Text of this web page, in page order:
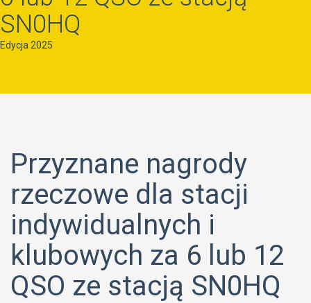
SN0HQ
Edycja 2025
Przyznane nagrody
rzeczowe dla stacji
indywidualnych i
klubowych za 6 lub 12
QSO ze stacją SN0HQ